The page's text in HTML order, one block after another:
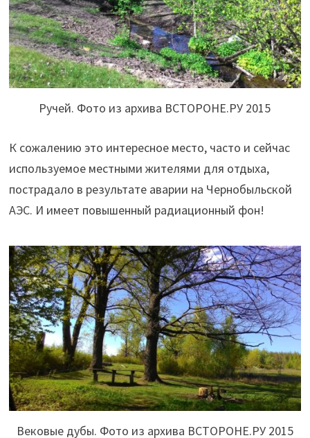
Ручей. Фото из архива ВСТОРОНЕ.РУ 2015
К сожалению это интересное место, часто и сейчас
используемое местными жителями для отдыха,
пострадало в результате аварии на Чернобыльской
АЭС. И имеет повышенный радиационный фон!
Вековые дубы. Фото из архива ВСТОРОНЕ.РУ 2015